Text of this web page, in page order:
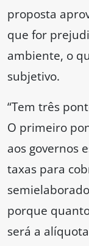
proposta
que for
ambiente, o
subjetivo.
“Tem três
O primeiro
aos governos
taxas para
porque
será a